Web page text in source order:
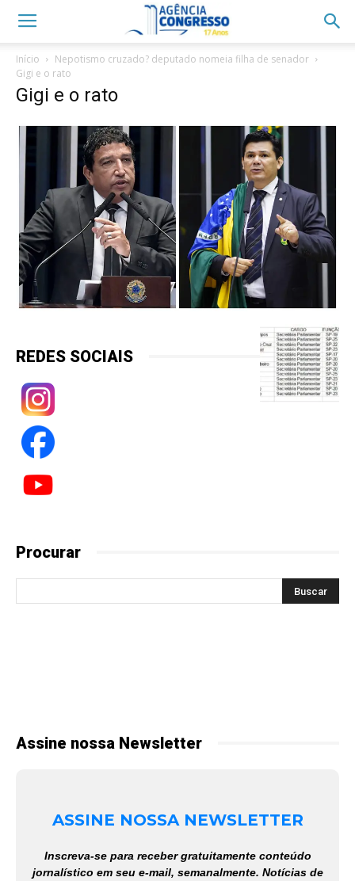
Início
Nepotismo cruzado? deputado nomeia filha de senador
Gigi e o rato
Gigi e o rato
REDES SOCIAIS
Procurar
Assine nossa Newsletter
ASSINE NOSSA NEWSLETTER
Inscreva-se para receber gratuitamente conteúdo
jornalístico em seu e-mail, semanalmente. Notícias de